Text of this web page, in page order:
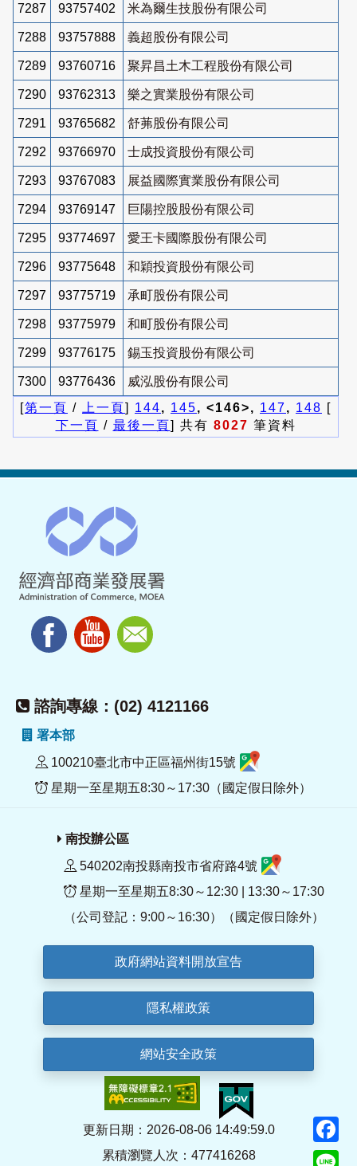
7287 93757402 米為爾生技股份有限公司
7288 93757888 義超股份有限公司
7289 93760716 聚昇昌土木工程股份有限公司
7290 93762313 樂之實業股份有限公司
7291 93765682 舒茀股份有限公司
7292 93766970 士成投資股份有限公司
7293 93767083 展益國際實業股份有限公司
7294 93769147 巨陽控股股份有限公司
7295 93774697 愛王卡國際股份有限公司
7296 93775648 和穎投資股份有限公司
7297 93775719 承町股份有限公司
7298 93775979 和町股份有限公司
7299 93776175 錫玉投資股份有限公司
7300 93776436
威泓股份有限公司
[第一頁 / 上一頁] 144, 145, <146>, 147, 148 [
下一頁 / 最後一頁] 共有 8027 筆資料
諮詢專線：(02) 4121166
署本部
100210臺北市中正區福州街15號
星期一至星期五8:30～17:30（國定假日除外）
南投辦公區
540202南投縣南投市省府路4號
星期一至星期五8:30～12:30 | 13:30～17:30
（公司登記：9:00～16:30）（國定假日除外）
政府網站資料開放宣告
隱私權政策
網站安全政策
更新日期：2026-08-06 14:49:59.0
累積瀏覽人次：477416268